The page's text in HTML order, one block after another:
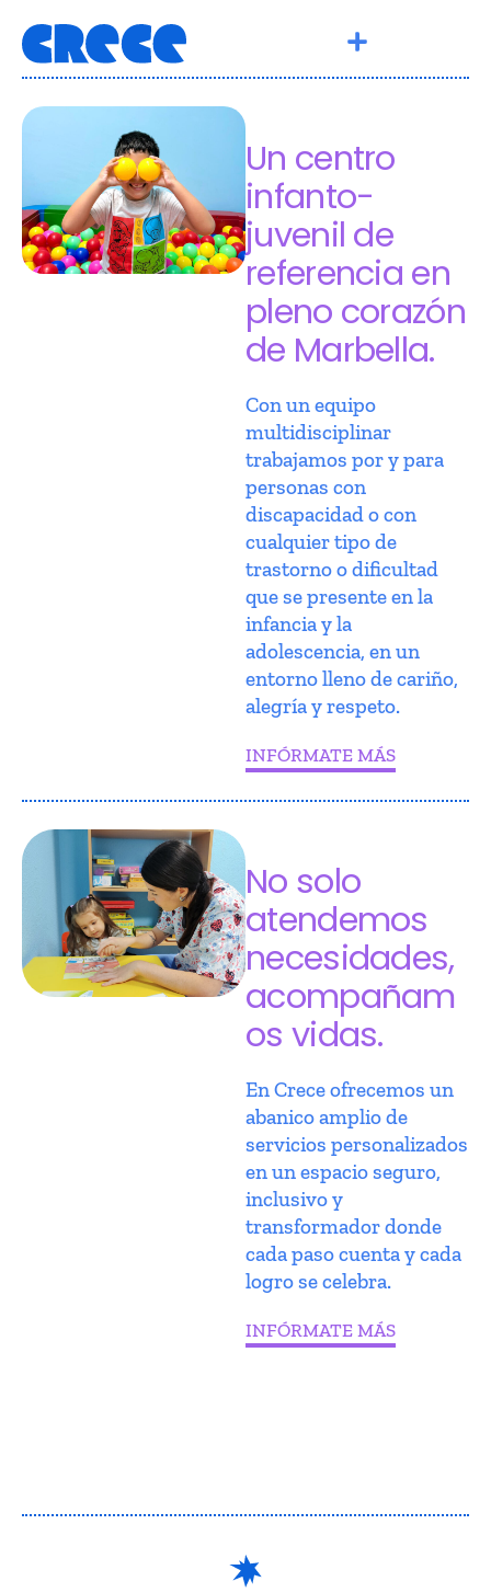
Un centro
infanto-
juvenil de
referencia en
pleno corazón
de Marbella.
Con un equipo
multidisciplinar
trabajamos por y para
personas con
discapacidad o con
cualquier tipo de
trastorno o dificultad
que se presente en la
infancia y la
adolescencia, en un
entorno lleno de cariño,
alegría y respeto.
INFÓRMATE MÁS
No solo
atendemos
necesidades,
acompañam
os vidas.
En Crece ofrecemos un
abanico amplio de
servicios personalizados
en un espacio seguro,
inclusivo y
transformador donde
cada paso cuenta y cada
logro se celebra.
INFÓRMATE MÁS